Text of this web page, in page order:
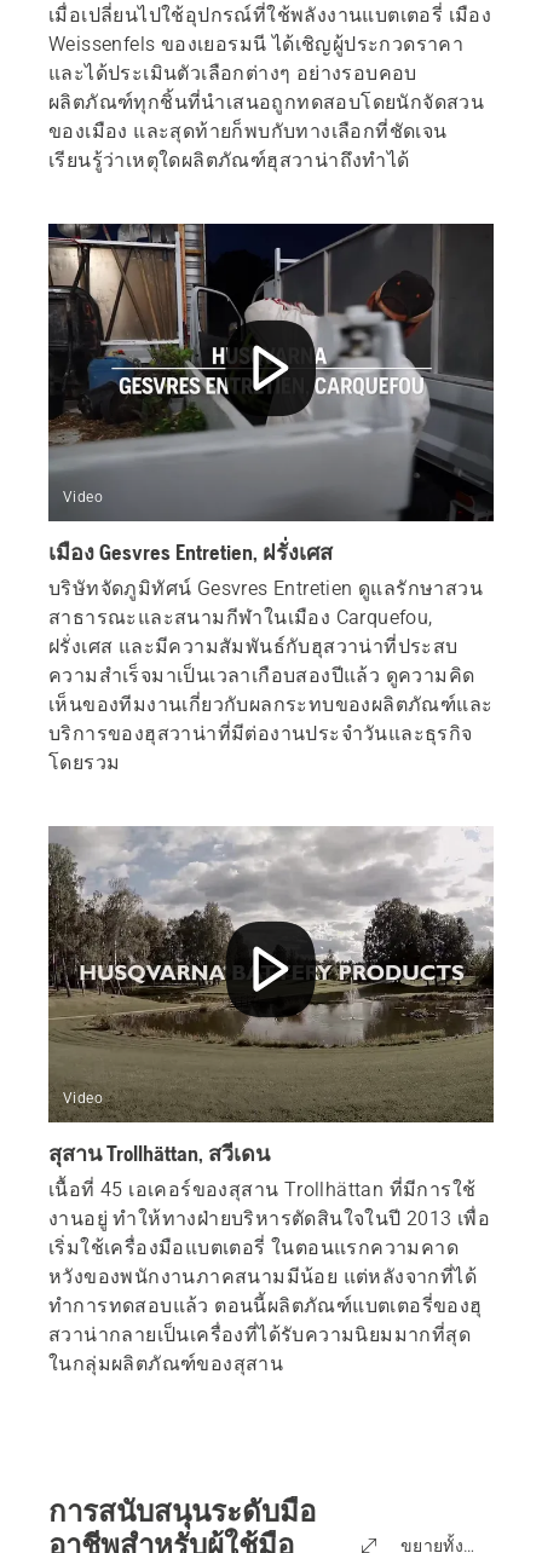
เมื่อเปลี่ยนไปใช้อุปกรณ์ที่ใช้พลังงานแบตเตอรี่ เมือง
Weissenfels ของเยอรมนี ได้เชิญผู้ประกวดราคา
และได้ประเมินตัวเลือกต่างๆ อย่างรอบคอบ
ผลิตภัณฑ์ทุกชิ้นที่นำเสนอถูกทดสอบโดยนักจัดสวน
ของเมือง และสุดท้ายก็พบกับทางเลือกที่ชัดเจน
เรียนรู้ว่าเหตุใดผลิตภัณฑ์ฮุสวาน่าถึงทำได้
Video
เมือง Gesvres Entretien, ฝรั่งเศส
บริษัทจัดภูมิทัศน์ Gesvres Entretien ดูแลรักษาสวน
สาธารณะและสนามกีฬาในเมือง Carquefou,
ฝรั่งเศส และมีความสัมพันธ์กับฮุสวาน่าที่ประสบ
ความสำเร็จมาเป็นเวลาเกือบสองปีแล้ว ดูความคิด
เห็นของทีมงานเกี่ยวกับผลกระทบของผลิตภัณฑ์และ
บริการของฮุสวาน่าที่มีต่องานประจำวันและธุรกิจ
โดยรวม
Video
สุสาน Trollhättan, สวีเดน
เนื้อที่ 45 เอเคอร์ของสุสาน Trollhättan ที่มีการใช้
งานอยู่ ทำให้ทางฝ่ายบริหารตัดสินใจในปี 2013 เพื่อ
เริ่มใช้เครื่องมือแบตเตอรี่ ในตอนแรกความคาด
หวังของพนักงานภาคสนามมีน้อย แต่หลังจากที่ได้
ทำการทดสอบแล้ว ตอนนี้ผลิตภัณฑ์แบตเตอรี่ของฮุ
สวาน่ากลายเป็นเครื่องที่ได้รับความนิยมมากที่สุด
ในกลุ่มผลิตภัณฑ์ของสุสาน
การสนับสนุนระดับมือ
อาชีพสำหรับผู้ใช้มือ
ขยายทั้งหมด